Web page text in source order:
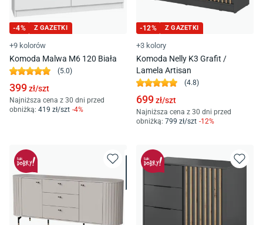
-4% Z GAZETKI
+9 kolorów
Komoda Malwa M6 120 Biała
(5.0)
399zł/szt
Najniższa cena z 30 dni przed
obniżką: 419 zł/szt -4%
-12% Z GAZETKI
+3 kolory
Komoda Nelly K3 Grafit /
Lamela Artisan
(4.8)
699zł/szt
Najniższa cena z 30 dni przed
obniżką: 799 zł/szt -12%